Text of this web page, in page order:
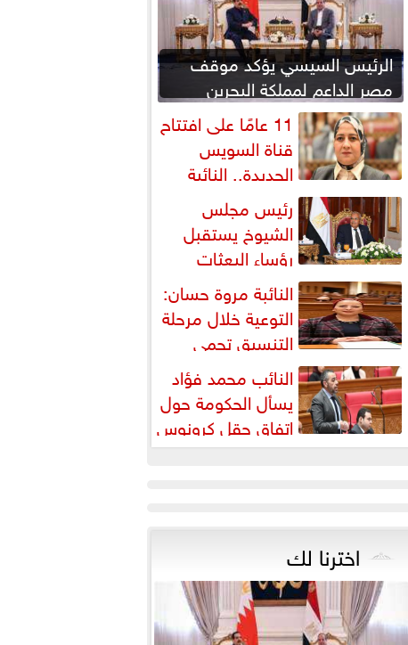
الرئيس السيسي يؤكد موقف
مصر الداعم لمملكة البحرين
لحماية أمنها واستقرارها11 عامًا على افتتاح
قناة السويس
الجديدة.. النائبة
مروة قنصوة: رؤية الدولة...
رئيس مجلس
الشيوخ يستقبل
رؤساء البعثات
الدبلوماسية المصرية بالخارجالنائبة مروة حسان:
التوعية خلال مرحلة
التنسيق تحمي
الطلاب من النصب الأكاديمي
النائب محمد فؤاد
يسأل الحكومة حول
اتفاق حقل كرونوس
اخترنا لك